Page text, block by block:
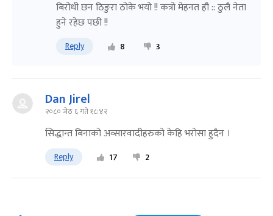
बिरोधी छन ठिङुरा ठोके भयो !! कत्रो मेहनत हौ :: ठुलै नेता
हुने रहेछ पछी !!
Reply 8 3
Dan Jirel
२०८० जेठ ६ गते १८:४२
सिद्धान्त बिनाको अव्सारवादीहरुको केहि भरोसा हुदैन ।
Reply 17 2